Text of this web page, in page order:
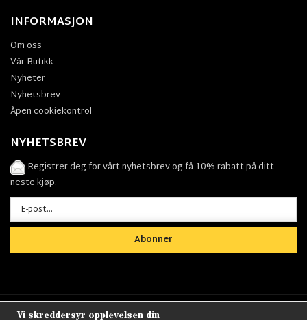
INFORMASJON
Om oss
Vår Butikk
Nyheter
Nyhetsbrev
Åpen cookiekontrol
NYHETSBREV
Registrer deg for vårt nyhetsbrev og få 10% rabatt på ditt
neste kjøp.
Abonner
Vi skreddersyr opplevelsen din